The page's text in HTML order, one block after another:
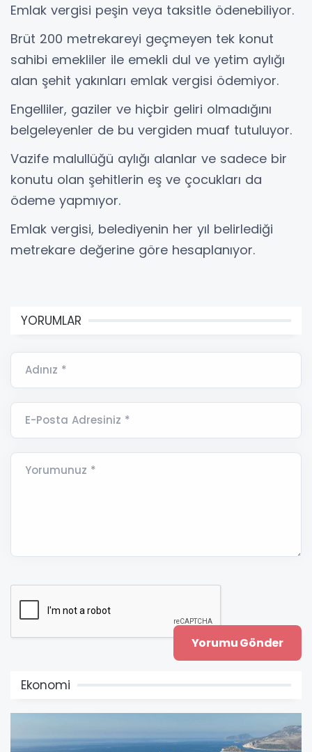
Emlak vergisi peşin veya taksitle ödenebiliyor.
Brüt 200 metrekareyi geçmeyen tek konut
sahibi emekliler ile emekli dul ve yetim aylığı
alan şehit yakınları emlak vergisi ödemiyor.
Engelliler, gaziler ve hiçbir geliri olmadığını
belgeleyenler de bu vergiden muaf tutuluyor.
Vazife malullüğü aylığı alanlar ve sadece bir
konutu olan şehitlerin eş ve çocukları da
ödeme yapmıyor.
Emlak vergisi, belediyenin her yıl belirlediği
metrekare değerine göre hesaplanıyor.
YORUMLAR
Adınız *
E-Posta Adresiniz *
Yorumunuz *
Ekonomi